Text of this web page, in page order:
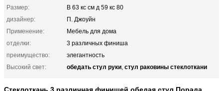
Размер:
В 63 кс см д 59 кс 80
дизайнер:
П. Джоуйн
Применение:
Мебель для дома
отделки:
3 различных финиша
преимущество:
элегантность
Высокий свет:
обедать стул руки, стул раковины стеклоткани